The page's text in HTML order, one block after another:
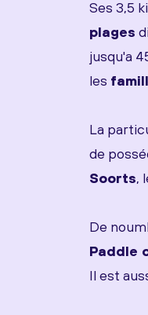
Ses 3,5
plages
jusqu'a
les
La
de
Soorts,
De
Paddle
Il est